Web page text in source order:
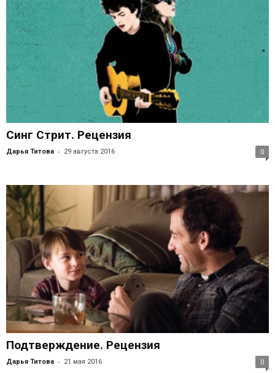
Синг Стрит. Рецензия
Дарья Титова - 29 августа 2016 0
Подтверждение. Рецензия
Дарья Титова - 21 мая 2016 0